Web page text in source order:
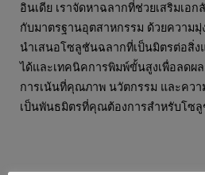
อินเดีย เราจัดหาฉลากที่ช่วยเสริมเอ
กับมาตรฐานอุตสาหกรรม ด้วยความมุ่
นำเสนอโซลูชันฉลากที่เป็นมิตรต่อสิ่ง
ได้และเทคนิคการพิมพ์ขั้นสูงเพื่อลดผ
การเน้นที่คุณภาพ นวัตกรรม และควา
เป็นพันธมิตรที่คุณต้องการสำหรับโซ